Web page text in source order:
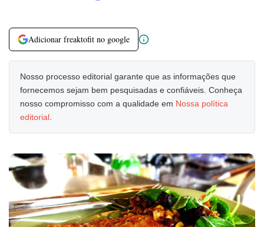
Adicionar freaktofit no google
Nosso processo editorial garante que as informações que
fornecemos sejam bem pesquisadas e confiáveis. Conheça
nosso compromisso com a qualidade em Nossa política
editorial